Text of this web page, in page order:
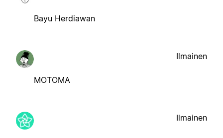
Bayu Herdiawan
MOTOMA
Ilmainen
Ilmainen